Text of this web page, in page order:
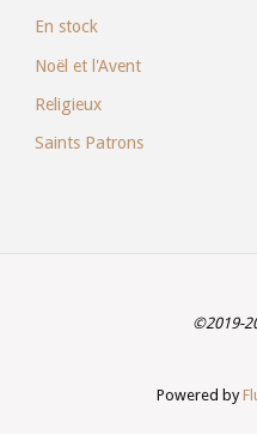
En stock
Noël et l'Avent
Religieux
Saints Patrons
©2019-
Powered by